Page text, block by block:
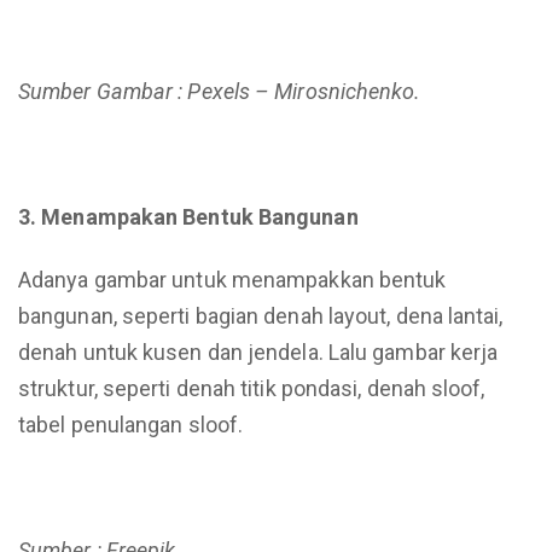
Sumber Gambar : Pexels – Mirosnichenko.
3. Menampakan Bentuk Bangunan
Adanya gambar untuk menampakkan bentuk
bangunan, seperti bagian denah layout, dena lantai,
denah untuk kusen dan jendela. Lalu gambar kerja
struktur, seperti denah titik pondasi, denah sloof,
tabel penulangan sloof.